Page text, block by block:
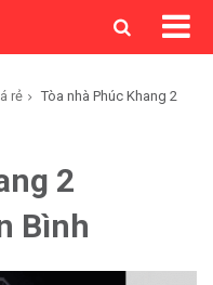
rẻ
Tòa nhà Phúc Khang 2
2
Bình